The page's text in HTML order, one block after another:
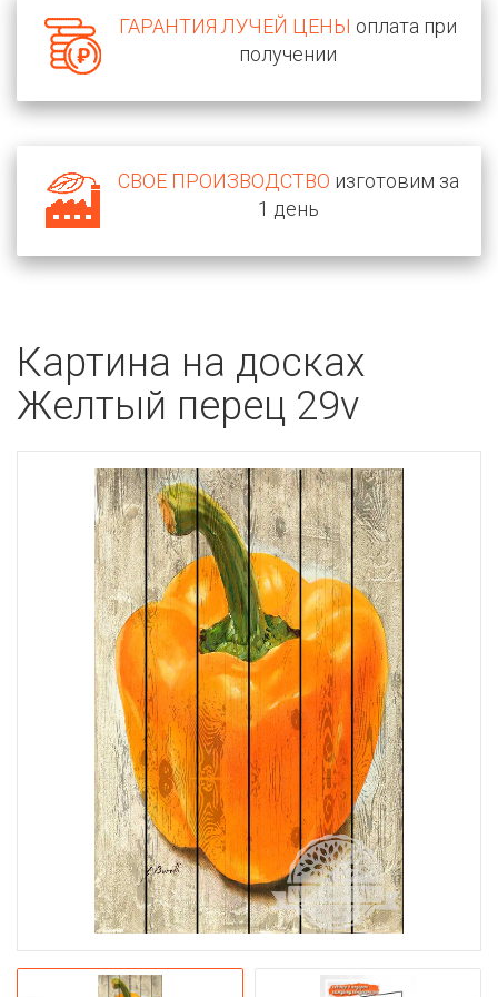
ГАРАНТИЯ ЛУЧЕЙ ЦЕНЫ оплата при
получении
СВОЕ ПРОИЗВОДСТВО изготовим за
1 день
Картина на досках
Желтый перец 29v